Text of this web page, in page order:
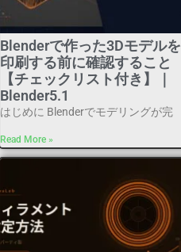
Blenderで作った3Dモデルを
印刷する前に確認すること
【チェックリスト付き】｜
Blender5.1
はじめに Blenderでモデリングが完
Read More »